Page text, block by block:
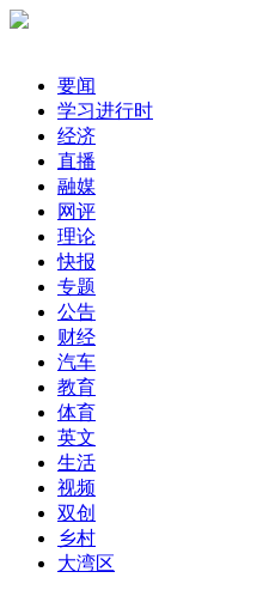
要闻
学习进行时
经济
直播
融媒
网评
理论
快报
专题
公告
财经
汽车
教育
体育
英文
生活
视频
双创
乡村
大湾区